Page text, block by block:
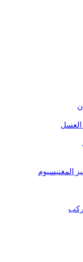
المغنيسيوم